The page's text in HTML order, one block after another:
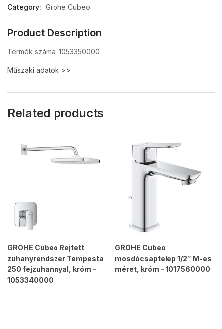
Category: Grohe Cubeo
Product Description
Termék száma: 1053350000
Műszaki adatok >>
Related products
GROHE Cubeo Rejtett
zuhanyrendszer Tempesta
250 fejzuhannyal, króm –
1053340000
GROHE Cubeo
mosdócsaptelep 1/2″ M-es
méret, króm – 1017560000